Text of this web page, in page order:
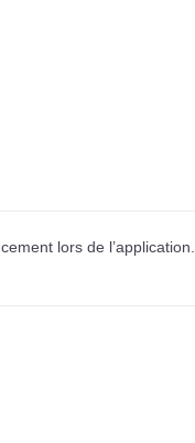
lors de l’application.